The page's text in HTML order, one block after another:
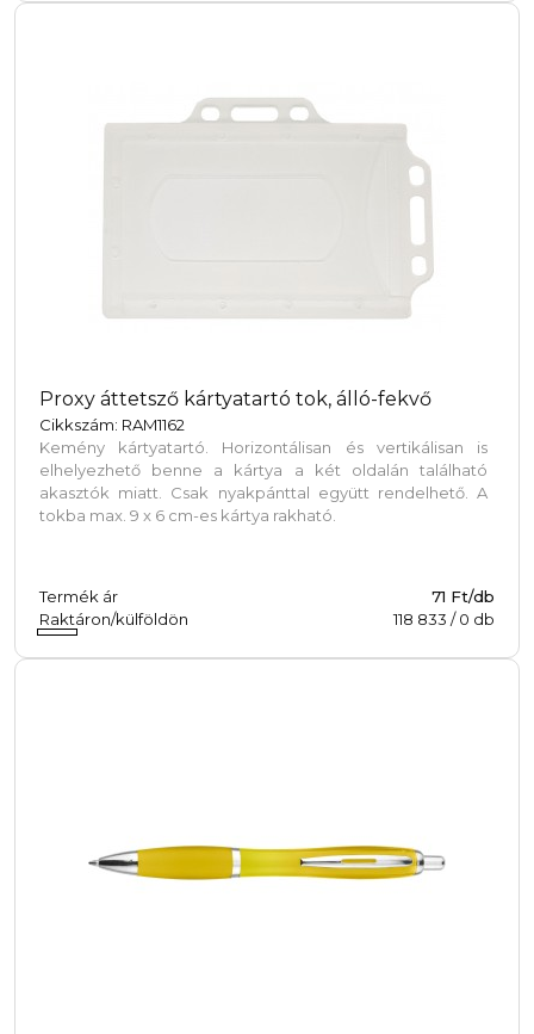
Proxy áttetsző kártyatartó tok, álló-fekvő
Cikkszám: RAM1162
Kemény kártyatartó. Horizontálisan és vertikálisan is
elhelyezhető benne a kártya a két oldalán található
akasztók miatt. Csak nyakpánttal együtt rendelhető. A
tokba max. 9 x 6 cm-es kártya rakható.
Termék ár
71 Ft/db
Raktáron/külföldön
118 833 /0 db